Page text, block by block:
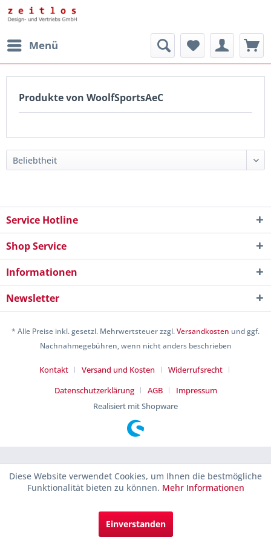
Menü
Produkte von WoolfSportsAeC
Service Hotline
Shop Service
Informationen
Newsletter
* Alle Preise inkl. gesetzl. Mehrwertsteuer zzgl.Versandkosten und ggf.
Nachnahmegebühren, wenn nicht anders beschrieben
Kontakt Versand und Kosten
Widerrufsrecht
Datenschutzerklärung
AGB
Impressum
Realisiert mit Shopware
Diese Website verwendet Cookies, um Ihnen die bestmögliche
Funktionalität bieten zu können. Mehr Informationen
Einverstanden